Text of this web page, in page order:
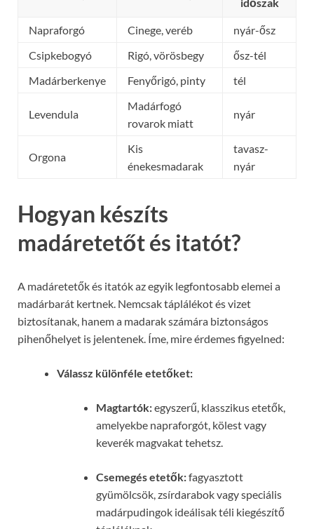
Napraforgó Cinege, veréb
nyár-ősz
Csipkebogyó
Rigó, vörösbegy
ősz-tél
Madárberkenye
Fenyőrigó, pinty tél
Levendula
Madárfogó
rovarok miatt
nyár
Orgona
Kis
énekesmadarak
tavasz-
nyár
Hogyan készíts
madáretetőt és itatót?
A madáretetők és itatók az egyik legfontosabb elemei a
madárbarát kertnek. Nemcsak táplálékot és vizet
biztosítanak, hanem a madarak számára biztonságos
pihenőhelyet is jelentenek. Íme, mire érdemes figyelned:
Válassz különféle etetőket:
Magtartók:egyszerű, klasszikus etetők,
amelyekbe napraforgót, kölest vagy
keverék magvakat tehetsz.
Csemegés etetők:fagyasztott
gyümölcsök, zsírdarabok vagy speciális
madárpudingok ideálisak téli kiegészítő